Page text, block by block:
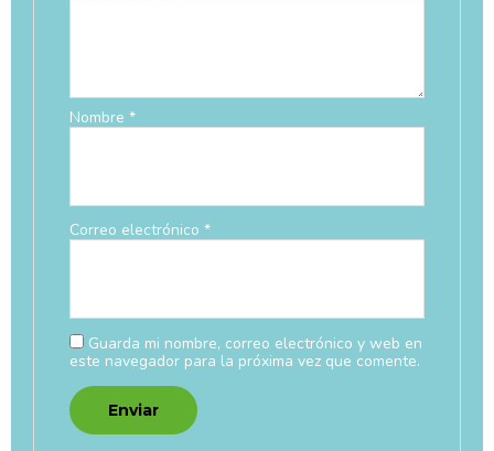
Nombre *
Correo electrónico *
Guarda mi nombre, correo electrónico y web en
este navegador para la próxima vez que comente.